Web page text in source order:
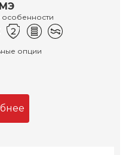
особенности
опции